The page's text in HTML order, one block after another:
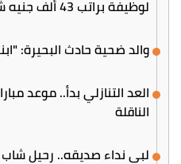
لوظيفة براتب 43 ألف جنيه شهريًا
والد ضحية حادث البحيرة:
العد التنازلي بدأ.. موعد
الناقلة
لبى نداء صديقه.. رحيل